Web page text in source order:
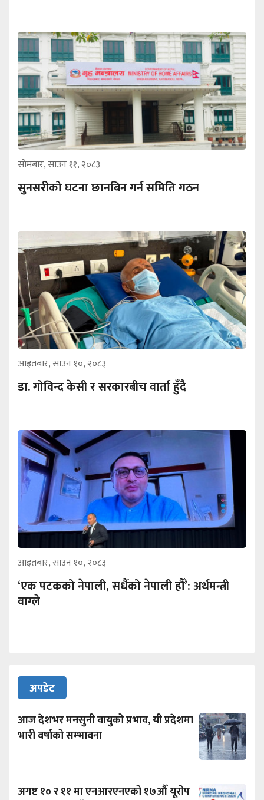
सोमबार, साउन ११, २०८३
सुनसरीको घटना छानबिन गर्न समिति गठन
आइतबार, साउन १०, २०८३
डा. गोविन्द केसी र सरकारबीच वार्ता हुँदै
आइतबार, साउन १०, २०८३
‘एक पटकको नेपाली, सधैँको नेपाली हौँ’: अर्थमन्त्री
वाग्ले
अपडेट
आज देशभर मनसुनी वायुको प्रभाव, यी प्रदेशमा
भारी वर्षाको सम्भावना
अगष्ट १० र ११ मा एनआरएनएको १७औँ यूरोप